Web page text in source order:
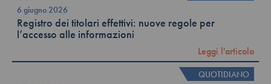
6 giugno 2026
Registro dei titolari effettivi: nuove regole per
l’accesso alle informazioni
Leggi l'articolo
QUOTIDIANO